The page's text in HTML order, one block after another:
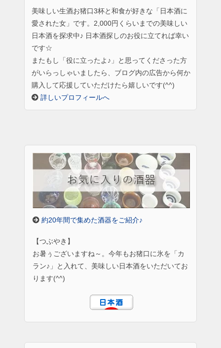
美味しい生酒お猪口3杯と和食が好きな「日本酒に
愛された女」です。2,000円くらいまでの美味しい
日本酒を探求中♪ 日本酒探しのお役に立てれば幸い
です☆
またもし「役に立ったよ♪」と思ってくださった方
がいらっしゃいましたら、ブログ内の広告から何か
購入して応援していただけたら嬉しいです(^^)
詳しいプロフィールへ
約20年間で集めた酒器をご紹介♪
【つぶやき】
お暑ぅございますね～。今年もお猪口に氷を「カ
ラン♪」と入れて、美味しい日本酒をいただいてお
ります(^^)